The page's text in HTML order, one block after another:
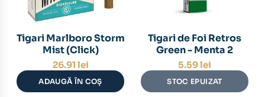
Tigari Marlboro Storm
Mist (Click)
26.91 lei
ADAUGĂ ÎN COȘ
Tigari de Foi Retros
Green - Menta 2
5.59lei
STOC EPUIZAT